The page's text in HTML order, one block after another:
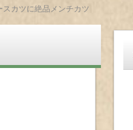
カツに絶品メンチカツ